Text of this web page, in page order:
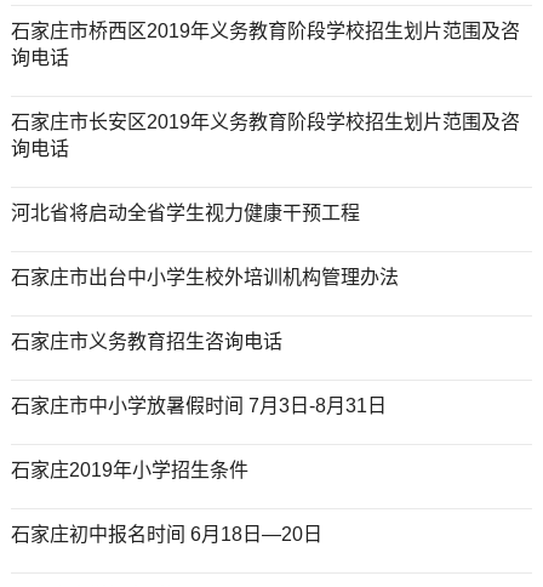
石家庄市桥西区2019年义务教育阶段学校招生划片范围及咨
询电话
石家庄市长安区2019年义务教育阶段学校招生划片范围及咨
询电话
河北省将启动全省学生视力健康干预工程
石家庄市出台中小学生校外培训机构管理办法
石家庄市义务教育招生咨询电话
石家庄市中小学放暑假时间 7月3日-8月31日
石家庄2019年小学招生条件
石家庄初中报名时间 6月18日—20日